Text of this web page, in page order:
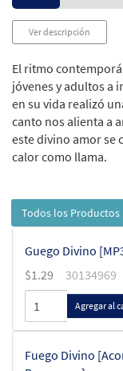
Ver descripción
El ritmo
jóvenes y adultos a
en su vida realizó
canto nos alienta a
este divino amor se
calor como llama.
Todos los Productos
Guego Divino
$1.29 30134969
Agregar al
Fuego Divino